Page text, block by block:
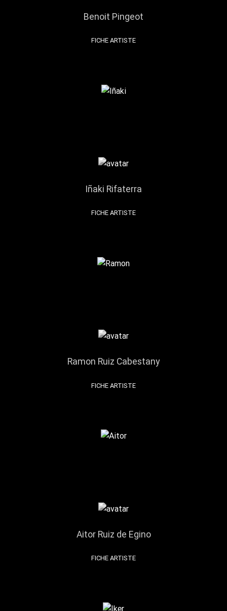
Benoit Pingeot
FICHE ARTISTE
Iñaki Rifaterra
FICHE ARTISTE
Ramon Ruiz Cabestany
FICHE ARTISTE
Aitor Ruiz de Egino
FICHE ARTISTE